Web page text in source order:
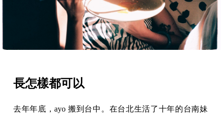
長怎樣都可以
去年年底，ayo 搬到台中。在台北生活了十年的台南妹